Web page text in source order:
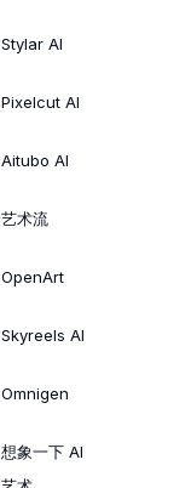
Stylar AI
Pixelcut AI
Aitubo AI
艺术流
OpenArt
Skyreels AI
Omnigen
想象一下 AI